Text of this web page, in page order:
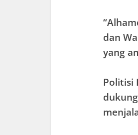
dan
yang
Politisi